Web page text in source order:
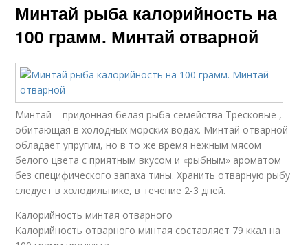
Минтай рыба калорийность на
100 грамм. Минтай отварной
Минтай – придонная белая рыба семейства Тресковые ,
обитающая в холодных морских водах. Минтай отварной
обладает упругим, но в то же время нежным мясом
белого цвета с приятным вкусом и «рыбным» ароматом
без специфического запаха тины. Хранить отварную рыбу
следует в холодильнике, в течение 2-3 дней.
Калорийность минтая отварного
Калорийность отварного минтая составляет 79 ккал на